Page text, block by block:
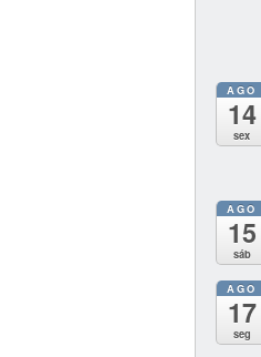
AGO
14
sex
AGO
15
sáb
AGO
17
seg